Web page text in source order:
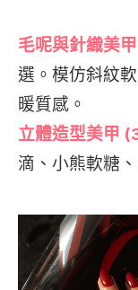
毛呢與針織美
選。模仿斜紋
暖質感。
立體造型美甲
滴、小熊軟糖